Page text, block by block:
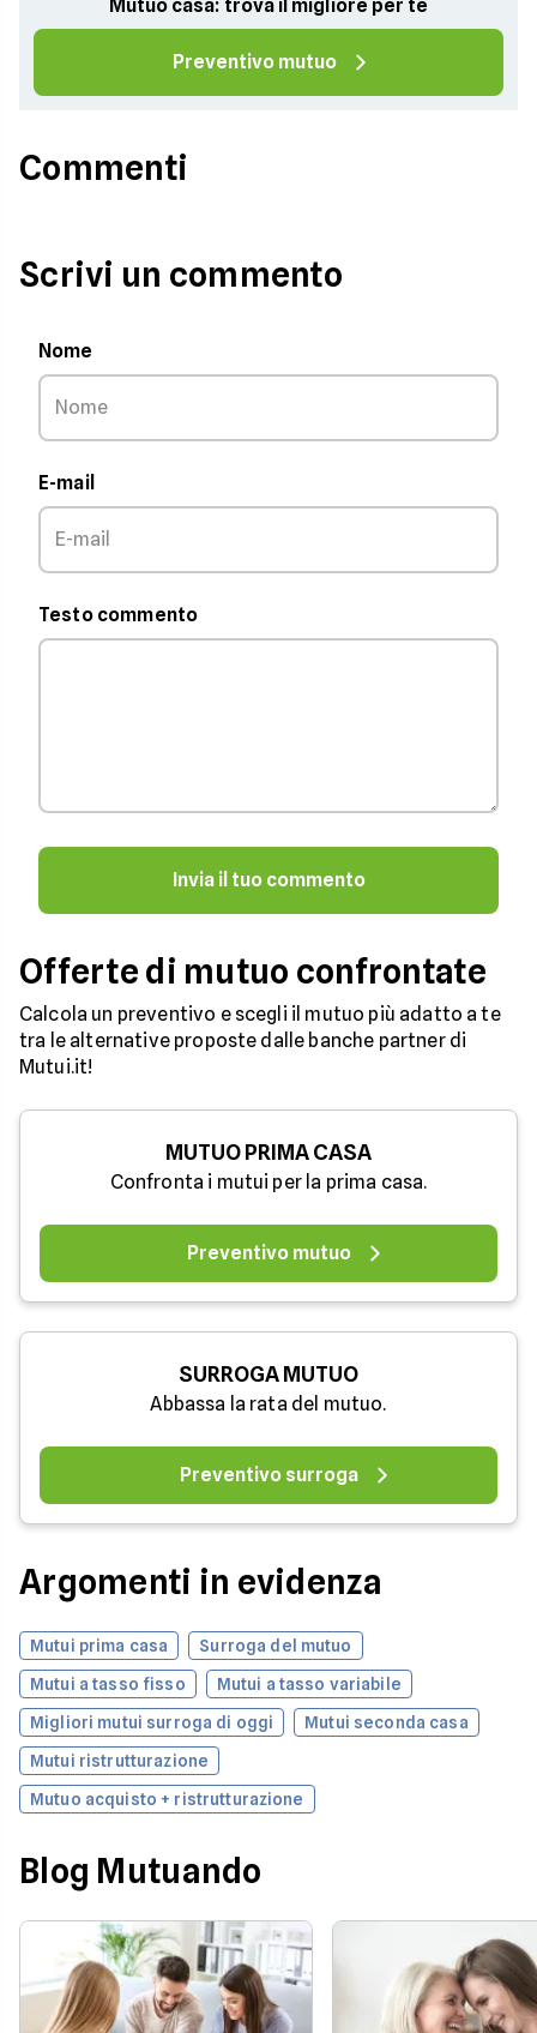
Mutuo casa: trova il migliore per te
Preventivo mutuo
Commenti
Scrivi un commento
Nome
E-mail
Testo commento
Invia il tuo commento
Offerte di mutuo confrontate
Calcola un preventivo e scegli il mutuo più adatto a te
tra le alternative proposte dalle banche partner di
Mutui.it!
MUTUO PRIMA CASA
Confronta i mutui per la prima casa.
Preventivo mutuo
SURROGA MUTUO
Abbassa la rata del mutuo.
Preventivo surroga
Argomenti in evidenza
Mutui prima casa
Surroga del mutuo
Mutui a tasso fisso
Mutui a tasso variabile
Migliori mutui surroga di oggi
Mutui seconda casa
Mutui ristrutturazione
Mutuo acquisto + ristrutturazione
Blog Mutuando